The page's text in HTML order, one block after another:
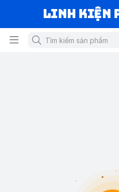
LINH KIỆN